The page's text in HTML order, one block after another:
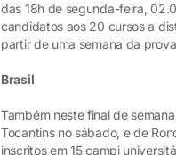
das 18h de segunda-feira,
candidatos aos 20 cursos a
partir de uma semana da
Brasil
Também neste final de
Tocantins no sábado, e de
inscritos em 15 campi